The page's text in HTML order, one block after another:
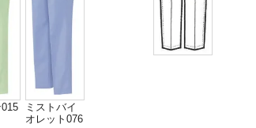
ミストバイ
オレット076